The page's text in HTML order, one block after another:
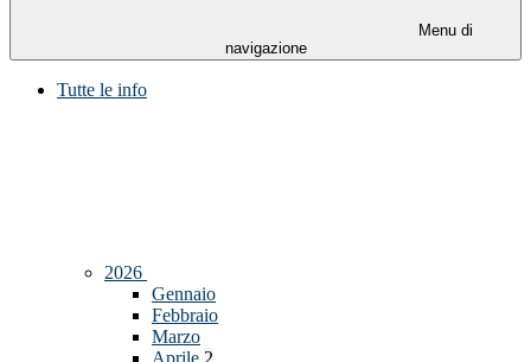
Menu di
navigazione
Tutte le info
2026
Gennaio
Febbraio
Marzo